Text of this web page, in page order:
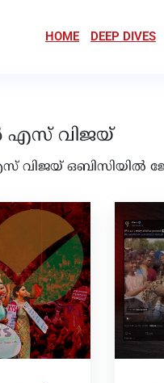
HOME DEEP DIVES
വിജയ്
ഒബിസിയിൽ